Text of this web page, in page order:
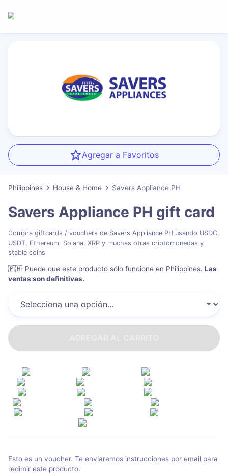
Agregar a Favoritos
Philippines House & Home Savers Appliance PH
Savers Appliance PH gift card
Compra giftcards / vouchers de Savers Appliance PH usando USDC,
USDT, Ethereum, Solana, XRP y muchas otras criptomonedas y
stable coins
🇵🇭 Puede que este producto sólo funcione en Philippines. Las
ventas son definitivas.
Esto es un voucher. Te enviaremos instrucciones por email para
redimir este producto.